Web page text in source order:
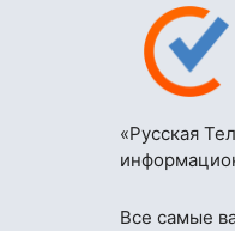
«Русская
Все самые